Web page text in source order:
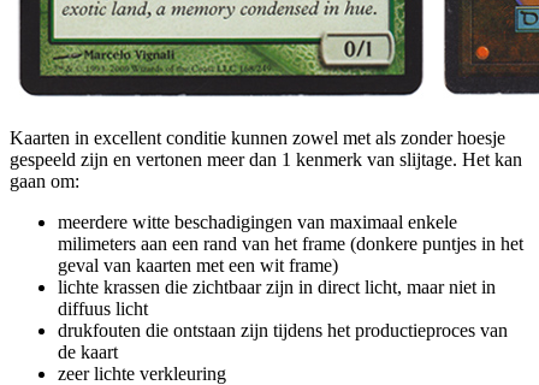
Kaarten in excellent conditie kunnen zowel met als zonder hoesje
gespeeld zijn en vertonen meer dan 1 kenmerk van slijtage. Het kan
gaan om:
meerdere witte beschadigingen van maximaal enkele
milimeters aan een rand van het frame (donkere puntjes in het
geval van kaarten met een wit frame)
lichte krassen die zichtbaar zijn in direct licht, maar niet in
diffuus licht
drukfouten die ontstaan zijn tijdens het productieproces van
de kaart
zeer lichte verkleuring